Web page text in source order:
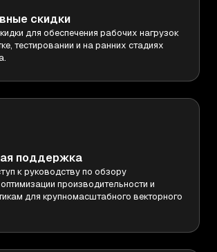
скидки
для обеспечения рабочих нагрузок
тестировании и на ранних стадиях
поддержка
к руководству по обзору
производительности и
для крупномасштабного векторного